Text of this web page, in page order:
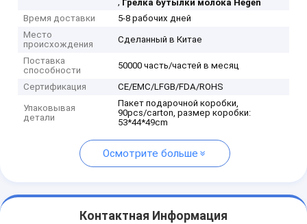
Грелка бутылки молока Hegen
Время доставки
5-8 рабочих дней
Место
происхождения
Сделанный в Китае
Поставка
способности
50000 часть/частей в месяц
Сертификация CE/EMC/LFGB/FDA/ROHS
Упаковывая
детали
Пакет подарочной коробки,
90pcs/carton, размер коробки:
53*44*49cm
Осмотрите больше
Контактная Информация